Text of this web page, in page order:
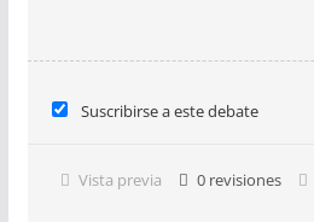
Suscribirse a este debate
Vista previa 0 revisiones